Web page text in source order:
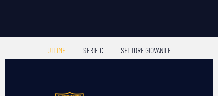
ULTIME SERIE C SETTORE GIOVANILE